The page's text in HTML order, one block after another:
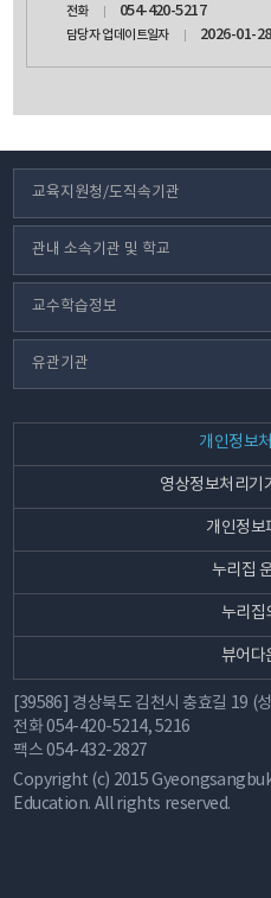
전화 054-420-5217
담당자 업데이트일자 2026-01-28
교육지원청/도직속기관
관내 소속기관 및 학교
교수학습정보
유관기관
개인정보
영상정보처리기
개인정보
누리집
누리집
뷰어다
[39586] 경상북도 김천시 충효길 19 (
전화054-420-5214, 5216
팩스054-432-2827
Copyright (c) 2015
Education. All rights reserved.